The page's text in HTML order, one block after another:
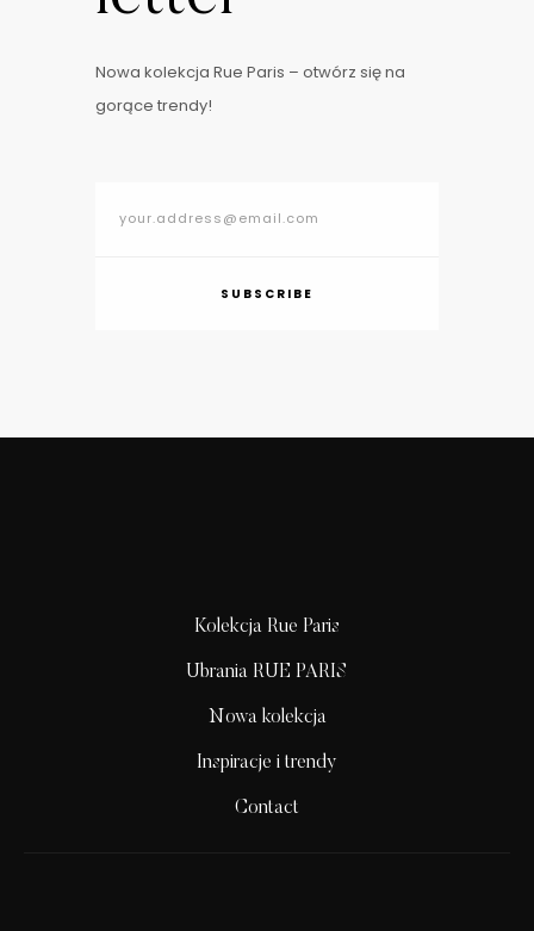
Nowa kolekcja Rue Paris – otwórz się na
gorące trendy!
SUBSCRIBE
Kolekcja Rue Paris
Ubrania RUE PARIS
Nowa kolekcja
Inspiracje i trendy
Contact